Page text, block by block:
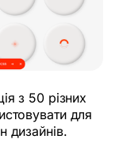
з 50 різних
для
дизайнів.